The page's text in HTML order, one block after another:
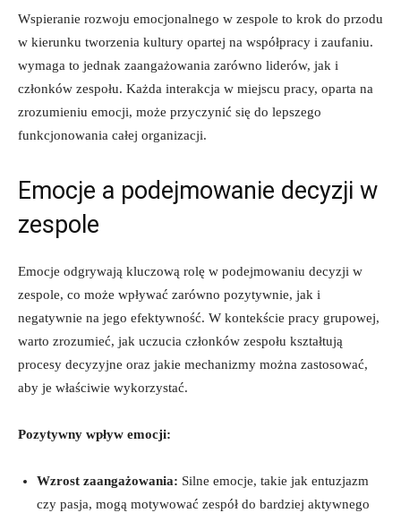
Wspieranie rozwoju emocjonalnego w zespole to krok do przodu
w kierunku tworzenia kultury opartej na współpracy i zaufaniu.
wymaga to jednak zaangażowania zarówno liderów, jak i
członków zespołu. Każda interakcja w miejscu pracy, oparta na
zrozumieniu emocji, może przyczynić się do lepszego
funkcjonowania całej organizacji.
Emocje a podejmowanie decyzji w
zespole
Emocje odgrywają kluczową rolę w podejmowaniu decyzji w
zespole, co może wpływać zarówno pozytywnie, jak i
negatywnie na jego efektywność. W kontekście pracy grupowej,
warto zrozumieć, jak uczucia członków zespołu kształtują
procesy decyzyjne oraz jakie mechanizmy można zastosować,
aby je właściwie wykorzystać.
Pozytywny wpływ emocji:
Wzrost zaangażowania: Silne emocje, takie jak entuzjazm
czy pasja, mogą motywować zespół do bardziej aktywnego